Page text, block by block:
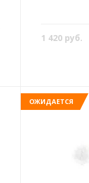
1 420 руб.
ОЖИДАЕТСЯ